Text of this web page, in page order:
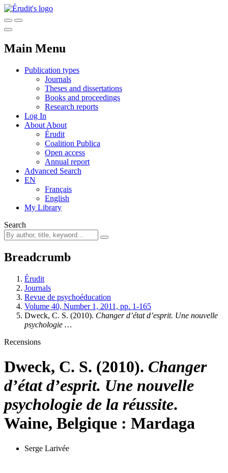
Main Menu
Publication types
Journals
Theses and dissertations
Books and proceedings
Research reports
Log In
About About
Érudit
Coalition Publica
Open access
Annual report
Advanced Search
EN
Français
English
My Library
Search
Breadcrumb
Érudit
Journals
Revue de psychoéducation
Volume 40, Number 1, 2011, pp. 1-165
Dweck, C. S. (2010). Changer d’état d’esprit. Une nouvelle
psychologie …
Recensions
Dweck, C. S. (2010). Changer
d’état d’esprit. Une nouvelle
psychologie de la réussite.
Waine, Belgique : Mardaga
Serge Larivée